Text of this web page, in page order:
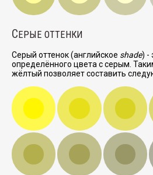
СЕРЫЕ ОТТЕНКИ
Серый оттенок (английское shade) -
определённого цвета с серым.
жёлтый позволяет составить